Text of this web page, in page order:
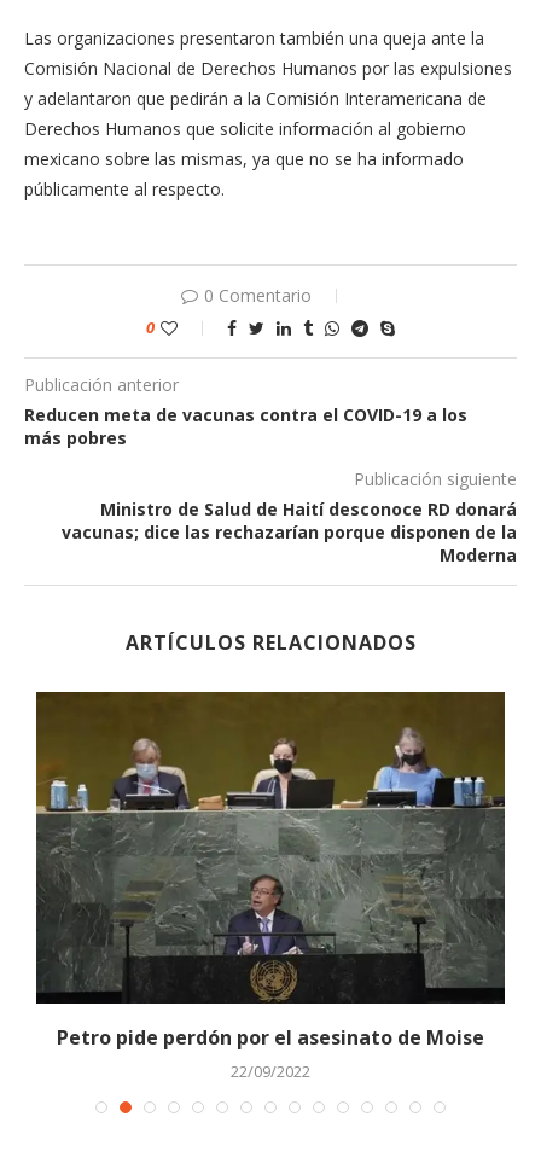
Las organizaciones presentaron también una queja ante la
Comisión Nacional de Derechos Humanos por las expulsiones
y adelantaron que pedirán a la Comisión Interamericana de
Derechos Humanos que solicite información al gobierno
mexicano sobre las mismas, ya que no se ha informado
públicamente al respecto.
0 Comentario
0
Publicación anterior
Reducen meta de vacunas contra el COVID-19 a los
más pobres
Publicación siguiente
Ministro de Salud de Haití desconoce RD donará
vacunas; dice las rechazarían porque disponen de la
Moderna
ARTÍCULOS RELACIONADOS
Petro pide perdón por el asesinato de Moise
22/09/2022